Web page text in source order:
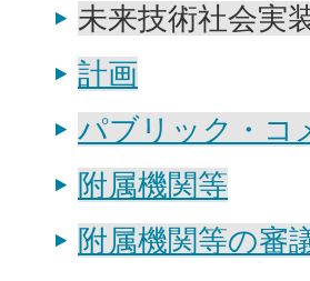
未来技術社会実
計画
パブリック・コ
附属機関等
附属機関等の審